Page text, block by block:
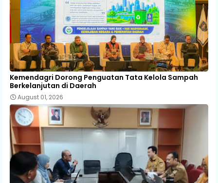
Kemendagri Dorong Penguatan Tata Kelola Sampah
Berkelanjutan di Daerah
August 01, 2026